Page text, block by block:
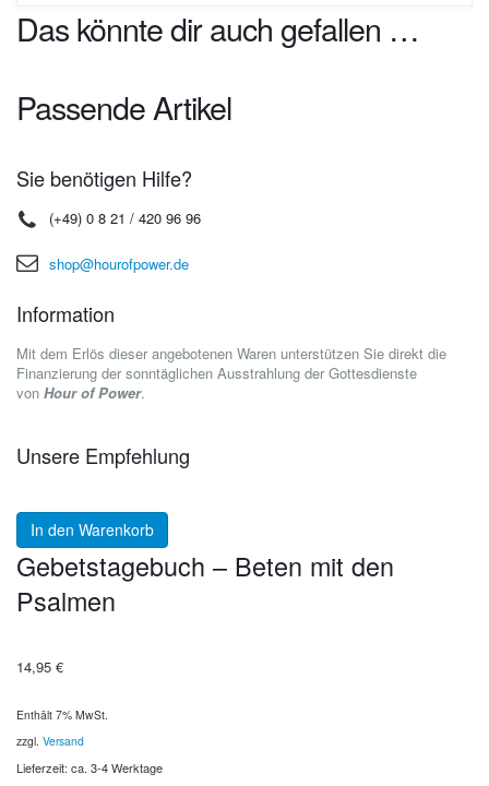
Das könnte dir auch gefallen …
Passende Artikel
Sie benötigen Hilfe?
(+49) 0 8 21 / 420 96 96
shop@hourofpower.de
Information
Mit dem Erlös dieser angebotenen Waren unterstützen Sie direkt die
Finanzierung der sonntäglichen Ausstrahlung der Gottesdienste
von Hour of Power.
Unsere Empfehlung
In den Warenkorb
Gebetstagebuch – Beten mit den
Psalmen
14,95 €
Enthält 7% MwSt.
zzgl. Versand
Lieferzeit: ca. 3-4 Werktage